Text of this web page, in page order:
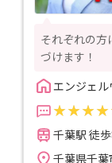
それぞれの方
づけます！
エンジェ
千葉駅 徒
千葉県千